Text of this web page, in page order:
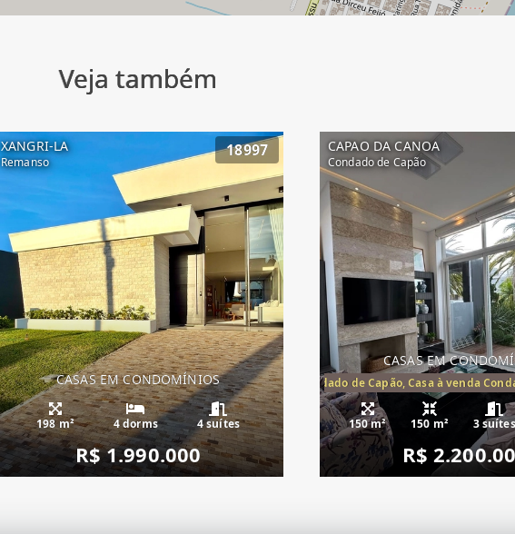
Veja também
XANGRI-LA
Remanso
18997
CASAS EM CONDOMÍNIOS
198 m² 4 dorms 4 suítes
R$ 1.990.000
CAPAO DA CANOA
Condado de Capão
CASAS EM
Casa Condado de Capão, Condado de Capão, Casa à venda
150 m² 150 m² 3 suítes
R$